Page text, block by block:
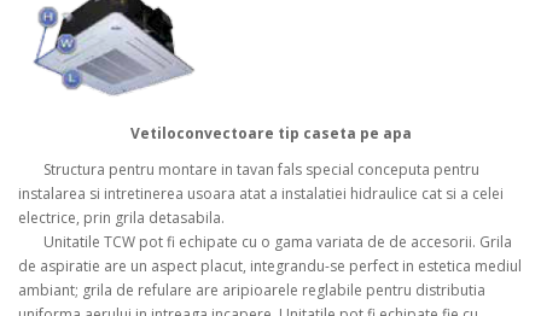
Vetiloconvectoare tip caseta pe apa
Structura pentru montare in tavan fals special conceputa pentru
instalarea si intretinerea usoara atat a instalatiei hidraulice cat si a celei
electrice, prin grila detasabila.
Unitatile TCW pot fi echipate cu o gama variata de de accesorii. Grila
de aspiratie are un aspect placut, integrandu-se perfect in estetica mediul
ambiant; grila de refulare are aripioarele reglabile pentru distributia